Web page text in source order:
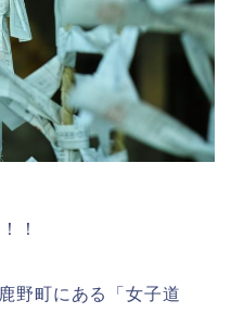
！
野町にある「女子道